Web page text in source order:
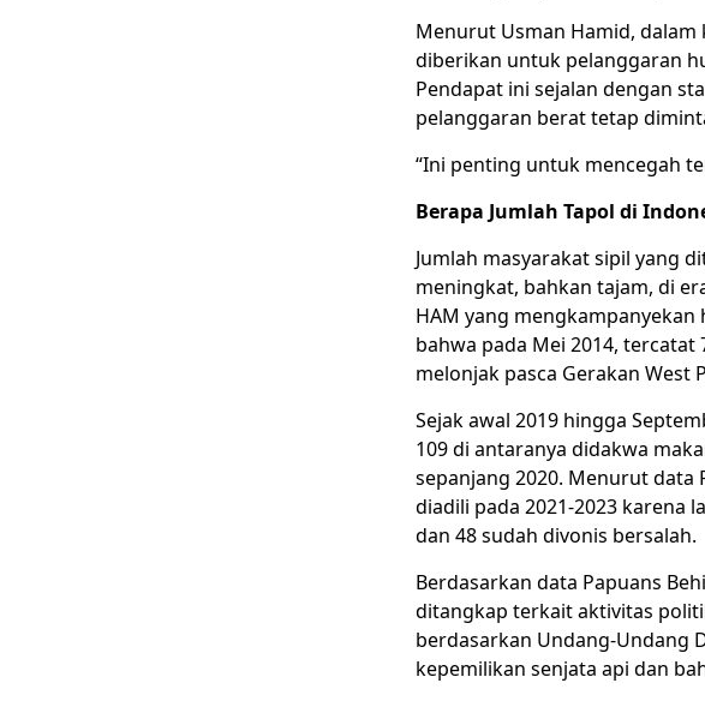
Menurut Usman Hamid, dalam
diberikan untuk pelanggaran
Pendapat ini sejalan dengan
pelanggaran berat tetap
“Ini penting untuk mencegah
Berapa Jumlah Tapol di
Jumlah masyarakat sipil yang
meningkat, bahkan tajam, di
HAM yang
bahwa pada Mei 2014,
melonjak pasca Gerakan West
Sejak awal 2019 hingga
109 di antaranya didakwa
sepanjang 2020. Menurut data
diadili pada 2021-2023 karena
dan 48 sudah divonis bersalah.
Berdasarkan data Papuans
ditangkap terkait aktivitas
berdasarkan Undang-Undang
kepemilikan senjata api dan